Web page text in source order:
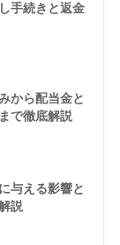
手続きと返金
から配当金と
で徹底解説
与える影響と
説